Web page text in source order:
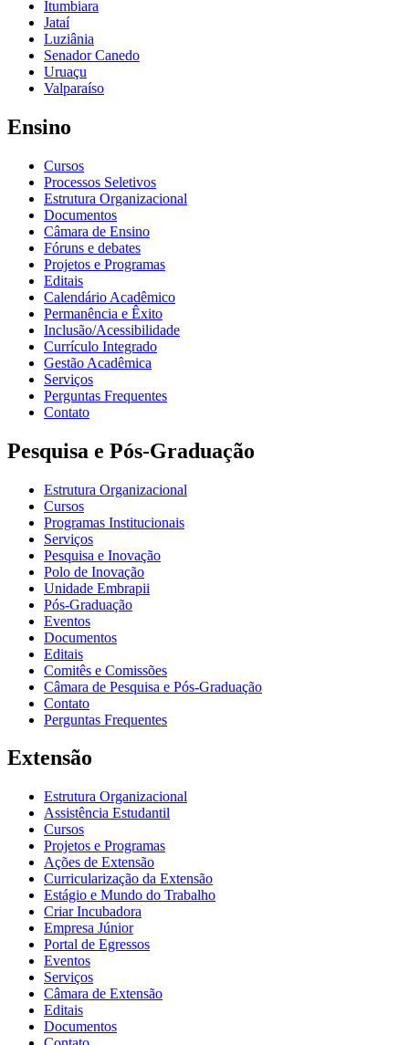
Itumbiara
Jataí
Luziânia
Senador Canedo
Uruaçu
Valparaíso
Ensino
Cursos
Processos Seletivos
Estrutura Organizacional
Documentos
Câmara de Ensino
Fóruns e debates
Projetos e Programas
Editais
Calendário Acadêmico
Permanência e Êxito
Inclusão/Acessibilidade
Currículo Integrado
Gestão Acadêmica
Serviços
Perguntas Frequentes
Contato
Pesquisa e Pós-Graduação
Estrutura Organizacional
Cursos
Programas Institucionais
Serviços
Pesquisa e Inovação
Polo de Inovação
Unidade Embrapii
Pós-Graduação
Eventos
Documentos
Editais
Comitês e Comissões
Câmara de Pesquisa e Pós-Graduação
Contato
Perguntas Frequentes
Extensão
Estrutura Organizacional
Assistência Estudantil
Cursos
Projetos e Programas
Ações de Extensão
Curricularização da Extensão
Estágio e Mundo do Trabalho
Criar Incubadora
Empresa Júnior
Portal de Egressos
Eventos
Serviços
Câmara de Extensão
Editais
Documentos